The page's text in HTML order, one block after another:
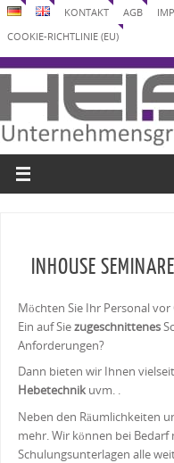
KONTAKT AGB
COOKIE-RICHTLINIE (EU)
INHOUSE SEMINARE
Möchten Sie Ihr Personal
Ein auf Siezugeschnittenes
Anforderungen?
Dann bieten wir Ihnen
Hebetechnikuvm. .
Neben den Räumlichkeiten
mehr. Wir können bei
Schulungsunterlagen alle